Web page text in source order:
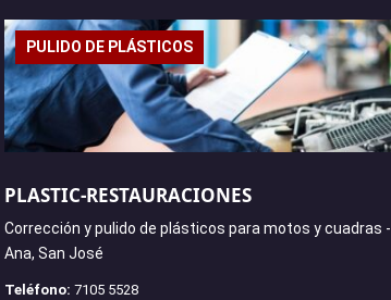
PULIDO DE PLÁSTICOS
PLASTIC-RESTAURACIONES
Corrección y pulido de plásticos para motos y cuadras
Ana, San José
Teléfono: 7105 5528